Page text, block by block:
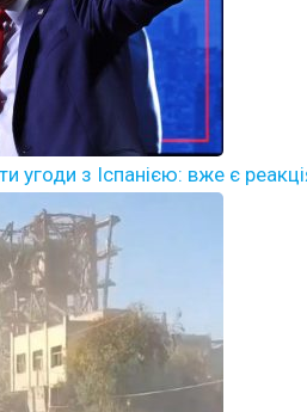
угоди з Іспанією: вже є